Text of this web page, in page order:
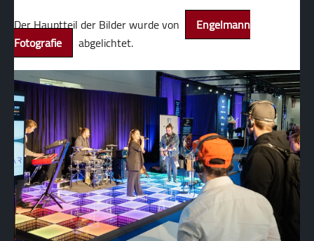
Der Hauptteil der Bilder wurde von
Engelmann
Fotografie
abgelichtet.